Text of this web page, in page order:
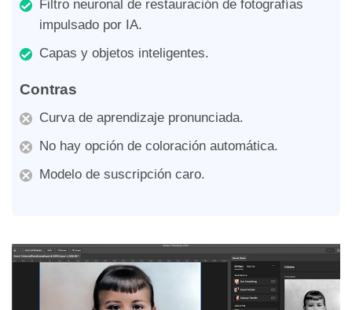
Filtro neuronal de restauración de fotografías
impulsado por IA.
Capas y objetos inteligentes.
Contras
Curva de aprendizaje pronunciada.
No hay opción de coloración automática.
Modelo de suscripción caro.